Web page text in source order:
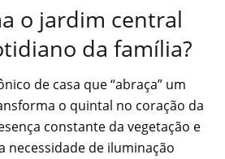
o jardim central
da família?
de casa que “abraça” um
o quintal no coração da
constante da vegetação e
necessidade de iluminação